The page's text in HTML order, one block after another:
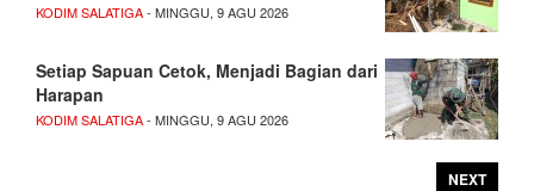
KODIM SALATIGA- MINGGU, 9 AGU 2026
Setiap Sapuan Cetok, Menjadi Bagian dari
Harapan
KODIM SALATIGA- MINGGU, 9 AGU 2026
NEXT